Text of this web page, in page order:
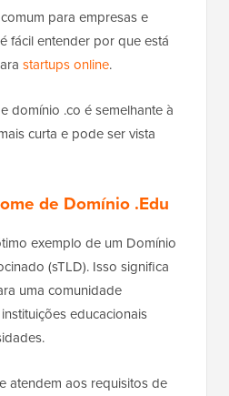
para empresas e
fácil entender por que está
startups online.
domínio .co é semelhante à
curta e pode ser vista
de Domínio .Edu
exemplo de um Domínio
(sTLD). Isso significa
uma comunidade
educacionais
atendem aos requisitos de